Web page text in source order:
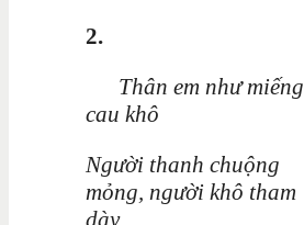
2.
Thân em như miếng
cau khô
Người thanh chuộng
mỏng, người khô tham
dày